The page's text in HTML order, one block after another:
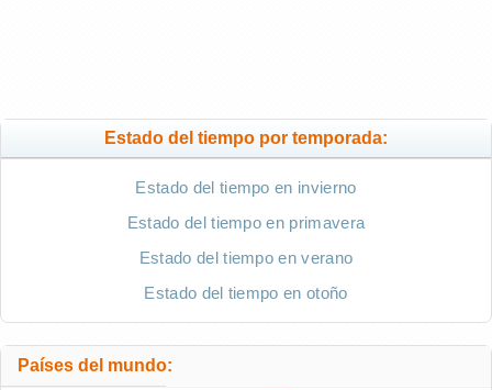
Estado del tiempo por temporada:
Estado del tiempo en invierno
Estado del tiempo en primavera
Estado del tiempo en verano
Estado del tiempo en otoño
Países del mundo: